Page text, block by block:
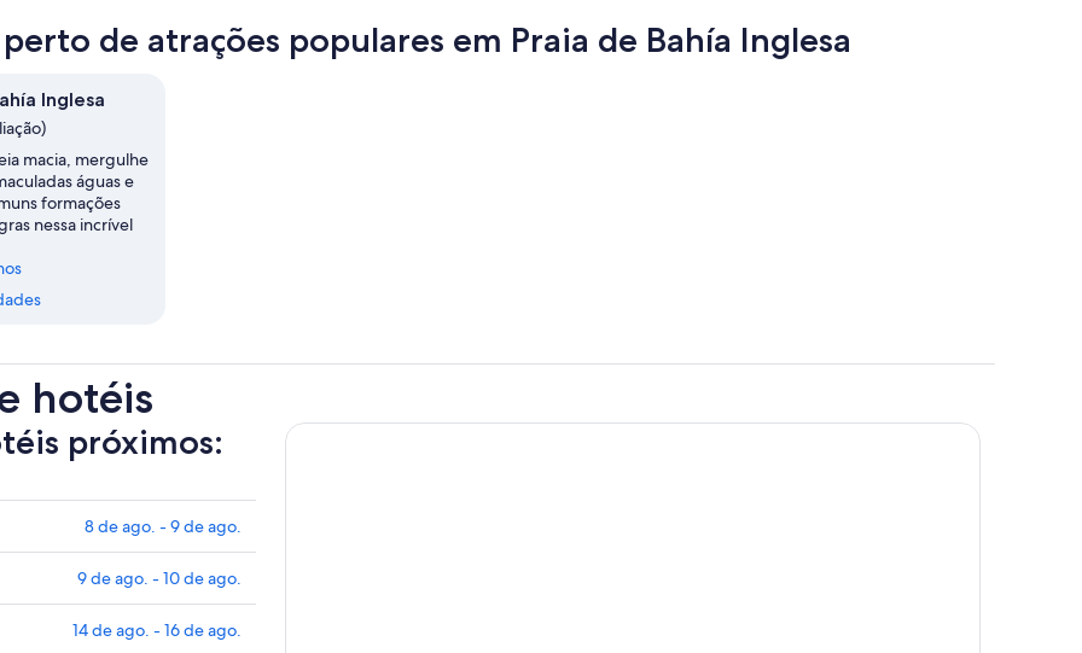
de atrações populares em Praia de Bahía Inglesa
Inglesa
macia, mergulhe
águas e
formações
nessa incrível
hotéis
próximos:
8 de ago. - 9 de ago.
9 de ago. - 10 de ago.
14 de ago. - 16 de ago.